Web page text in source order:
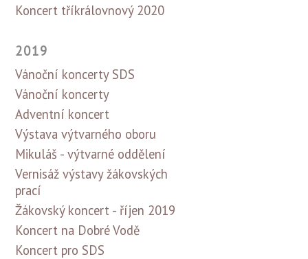
Koncert tříkrálovnový 2020
2019
Vánoční koncerty SDS
Vánoční koncerty
Adventní koncert
Výstava výtvarného oboru
Mikuláš - výtvarné oddělení
Vernisáž výstavy žákovských
prací
Žákovský koncert - říjen 2019
Koncert na Dobré Vodě
Koncert pro SDS